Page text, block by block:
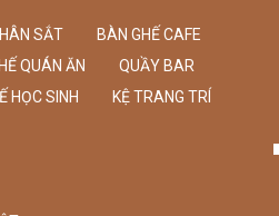
SẮT
BÀN GHẾ CAFE
QUÁN ĂN
QUẦY BAR
HỌC SINH
KỆ TRANG TRÍ